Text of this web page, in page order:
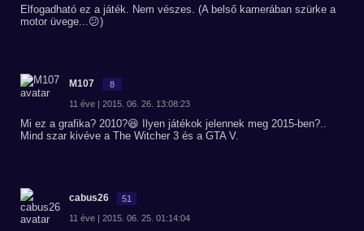
Elfogadható ez a játék. Nem vészes. (A belső kamerában szürke a
motor üvege...😕)
M107 8
11 éve | 2015. 06. 26. 13:08:23
Mi ez a grafika? 2010?😆 Ilyen játékok jelennek meg 2015-ben?..
Mind szar kivéve a The Witcher 3 és a GTA V.
cabus26 51
11 éve | 2015. 06. 25. 01:14:04